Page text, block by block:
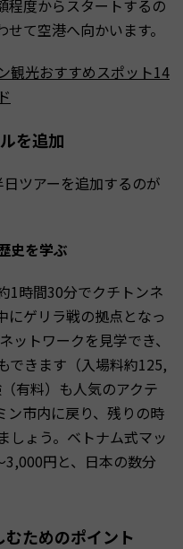
程度からスタートするの
て空港へ向かいます。
観光おすすめスポット14
を追加
ツアーを追加するのが
史を学ぶ
1時間30分でクチトンネ
にゲリラ戦の拠点となっ
トワークを見学でき、
できます（入場料約125,
有料）も人気のアクテ
ン市内に戻り、残りの時
しょう。ベトナム式マッ
円と、日本の数分
ためのポイント